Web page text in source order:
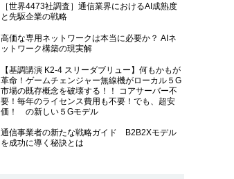
［世界4473社調査］通信業界におけるAI成熟度
と先駆企業の戦略
高価な専用ネットワークは本当に必要か？ AIネ
ットワーク構築の現実解
【基調講演 K2-4 スリーダブリュー】何もかもが
革命！ゲームチェンジャー無線機がローカル５G
市場の既存概念を破壊する！！ コアサーバー不
要！毎年のライセンス費用も不要！でも、超安
価！ の新しい５Gモデル
通信事業者の新たな戦略ガイド B2B2Xモデル
を成功に導く秘訣とは